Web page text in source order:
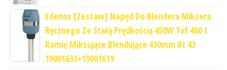
Edenox [Zestaw] Napęd Do Blendera Miksera
Ręcznego Ze Stałą Prędkością 450W Tvf 450 I
Ramię Miksujące Blendujące 430mm Bt 43
19001633+19001619